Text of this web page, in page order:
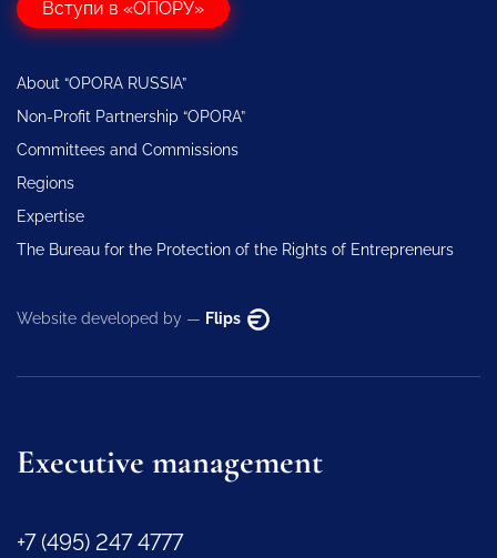
Вступи в «ОПОРУ»
About “OPORA RUSSIA”
Non-Profit Partnership “OPORA”
Committees and Commissions
Regions
Expertise
The Bureau for the Protection of the Rights of Entrepreneurs
Website developed by — Flips
Executive management
+7 (495) 247 4777